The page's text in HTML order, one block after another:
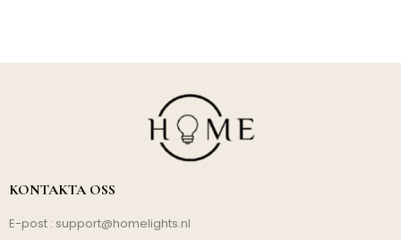
KONTAKTA OSS
E-post : support@homelights.nl